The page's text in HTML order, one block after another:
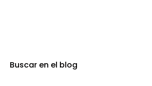
Buscar en el blog